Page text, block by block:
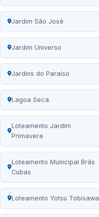
Jardim São José
Jardim Universo
Jardins do Paraíso
Lagoa Seca
Loteamento Jardim
Primavera
Loteamento Municipal Brás
Cubas
Loteamento Yotsu Tobisawa